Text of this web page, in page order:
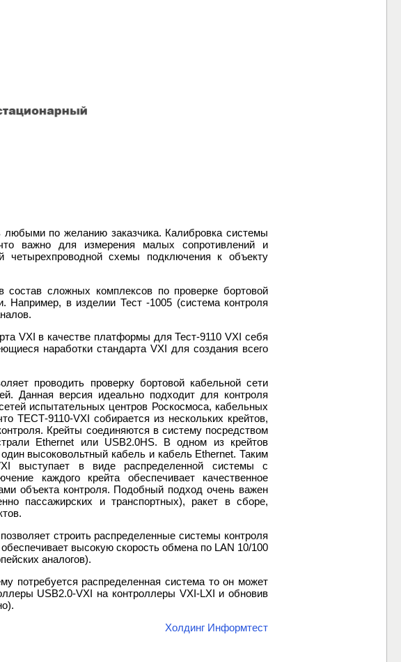
по желанию заказчика. Калибровка системы
важно для измерения малых сопротивлений и
четырехпроводной схемы подключения к объекту
сложных комплексов по проверке бортовой
Например, в изделии Тест -1005 (система контроля
VXI в качестве платформы для Тест-9110 VXI себя
наработки стандарта VXI для создания всего
проводить проверку бортовой кабельной сети
Данная версия идеально подходит для контроля
испытательных центров Роскосмоса, кабельных
ТЕСТ-9110-VXI собирается из нескольких крейтов,
Крейты соединяются в систему посредством
Ethernet или USB2.0HS. В одном из крейтов
высоковольтный кабель и кабель Ethernet. Таким
выступает в виде распределенной системы с
каждого крейта обеспечивает качественное
объекта контроля. Подобный подход очень важен
пассажирских и транспортных), ракет в сборе,
строить распределенные системы контроля
высокую скорость обмена по LAN 10/100
аналогов).
потребуется распределенная система то он может
USB2.0-VXI на контроллеры VXI-LXI и обновив
Холдинг Информтест